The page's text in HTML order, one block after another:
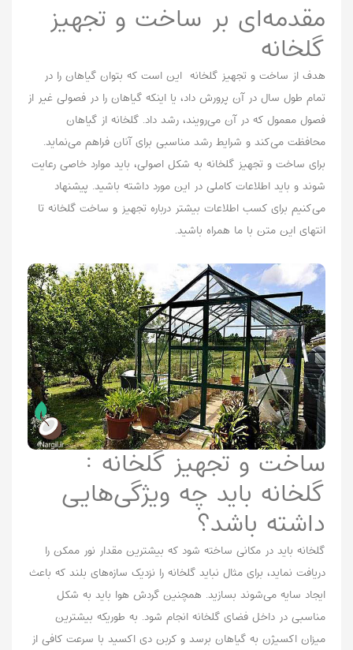
مقدمه‌ای بر ساخت و تجهیز
گلخانه‌
هدف از ساخت و تجهیز گلخانه‌ این است که بتوان گیاهان را در
تمام طول سال در آن پرورش داد، یا اینکه گیاهان را در فصولی غیر از
فصول معمول که در آن می‌رویند، رشد داد. گلخانه از گیاهان
محافظت می‌کند و شرایط رشد مناسبی برای آنان فراهم می‌نماید.
برای ساخت و تجهیز گلخانه‌ به شکل اصولی، باید موارد خاصی رعایت
شوند و باید اطلاعات کاملی در این مورد داشته باشید. پیشنهاد
می‌کنیم برای کسب اطلاعات بیشتر درباره تجهیز و ساخت گلخانه تا
انتهای این متن با ما همراه باشید.
ساخت و تجهیز گلخانه‌ :
گلخانه باید چه ویژگی‌هایی
داشته باشد؟
گلخانه باید در مکانی ساخته شود که بیشترین مقدار نور ممکن را
دریافت نماید، برای مثال نباید گلخانه را نزدیک سازه‌های بلند که باعث
ایجاد سایه می‌شوند بسازید. همچنین گردش هوا باید به شکل
مناسبی در داخل فضای گلخانه انجام شود. به طوریکه بیشترین
میزان اکسیژن به گیاهان برسد و کربن دی اکسید با سرعت کافی از